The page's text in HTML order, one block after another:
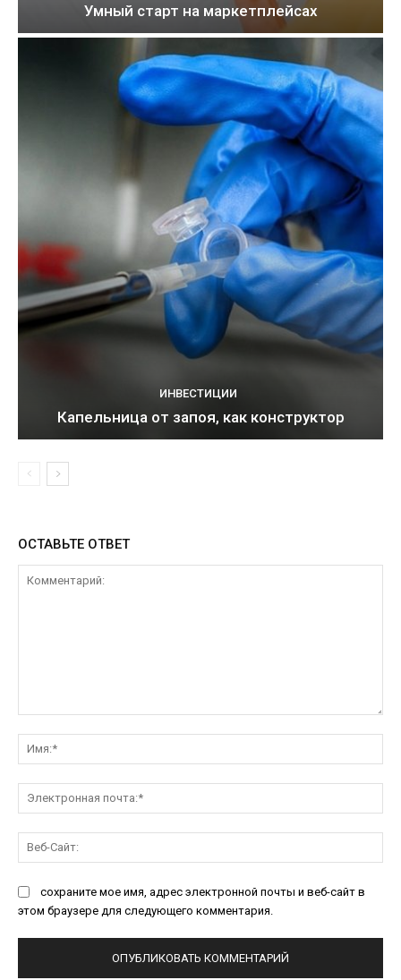
Умный старт на маркетплейсах
ИНВЕСТИЦИИ
Капельница от запоя, как конструктор
ОСТАВЬТЕ ОТВЕТ
сохраните мое имя, адрес электронной почты и веб-сайт в
этом браузере для следующего комментария.